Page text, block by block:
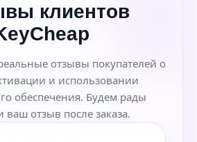
клиентов
отзывы покупателей о
и использовании
обеспечения. Будем рады
ваш отзыв после заказа.